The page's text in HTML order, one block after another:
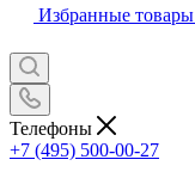
Избранные товары
Телефоны
+7 (495) 500-00-27